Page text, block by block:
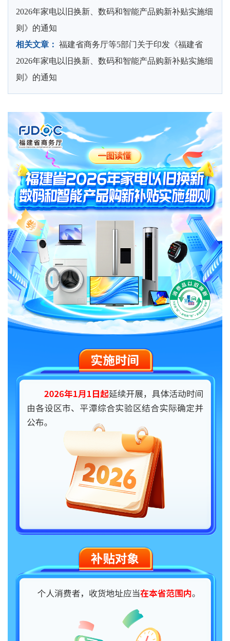
2026年家电以旧换新、数码和智能产品购新补贴实施细
则》的通知
相关文章： 福建省商务厅等5部门关于印发《福建省
2026年家电以旧换新、数码和智能产品购新补贴实施细
则》的通知